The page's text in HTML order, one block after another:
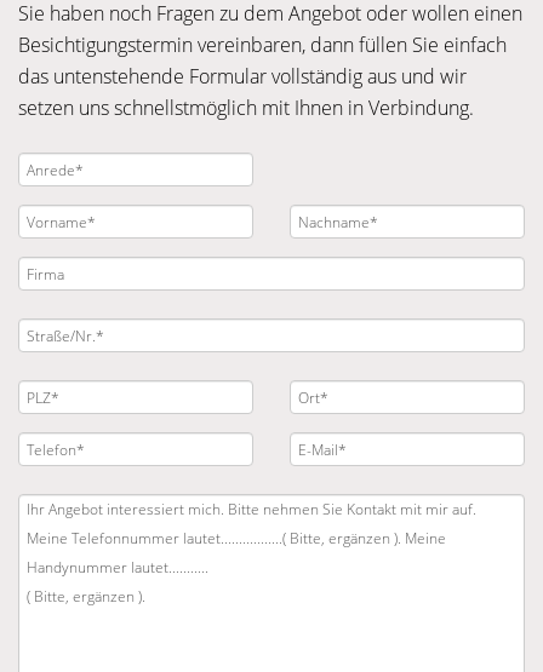
Sie haben noch Fragen zu dem Angebot oder wollen einen
Besichtigungstermin vereinbaren, dann füllen Sie einfach
das untenstehende Formular vollständig aus und wir
setzen uns schnellstmöglich mit Ihnen in Verbindung.